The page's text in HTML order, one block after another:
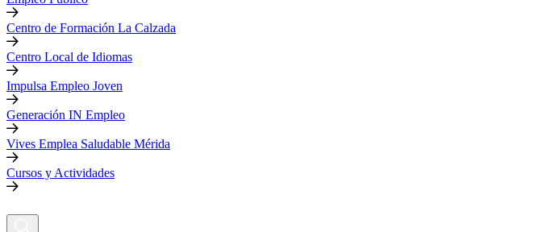
Centro de Formación La Calzada
Centro Local de Idiomas
Impulsa Empleo Joven
Generación IN Empleo
Vives Emplea Saludable Mérida
Cursos y Actividades